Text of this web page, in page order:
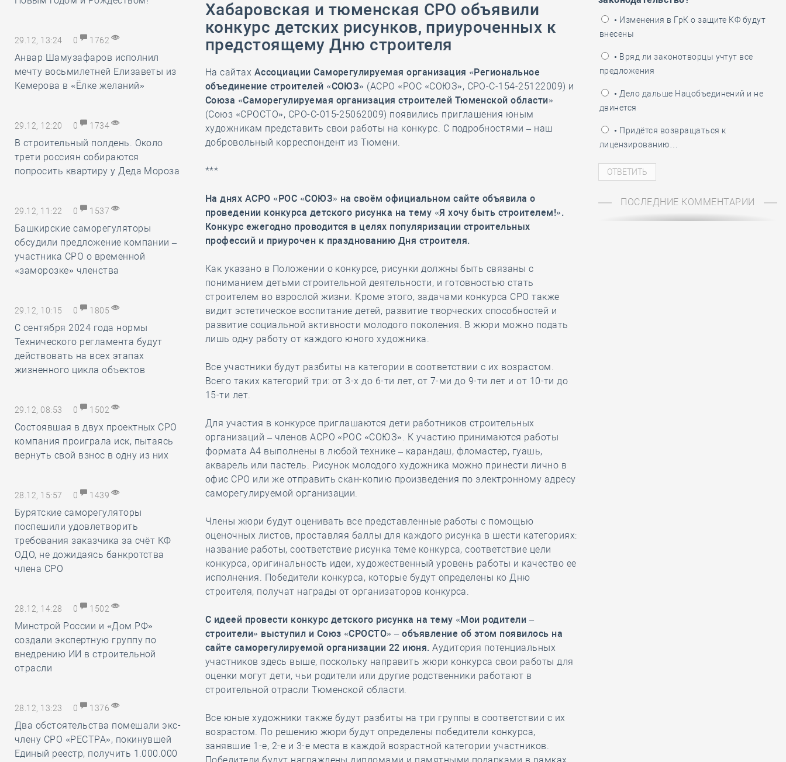
28 мая-День пограничника
29.12, 13:24 0 1762
Анвар Шамузафаров исполнил
мечту восьмилетней Елизаветы из
Кемерова в «Ёлке желаний»
29.12, 12:20 0 1734
В строительный полдень. Около
трети россиян собираются
попросить квартиру у Деда Мороза
29.12, 11:22 0 1537
Башкирские саморегуляторы
обсудили предложение компании –
участника СРО о временной
«заморозке» членства
29.12, 10:15 0 1805
С сентября 2024 года нормы
Технического регламента будут
действовать на всех этапах
жизненного цикла объектов
29.12, 08:53 0 1502
Состоявшая в двух проектных СРО
компания проиграла иск, пытаясь
вернуть свой взнос в одну из них
28.12, 15:57 0 1439
Бурятские саморегуляторы
поспешили удовлетворить
требования заказчика за счёт КФ
ОДО, не дожидаясь банкротства
члена СРО
28.12, 14:28 0 1502
Минстрой России и «Дом.РФ»
создали экспертную группу по
внедрению ИИ в строительной
отрасли
28.12, 13:23 0 1376
Два обстоятельства помешали экс-
члену СРО «РЕСТРА», покинувшей
Единый реестр, получить 1.000.000
Хабаровская и тюменская СРО объявили
конкурс детских рисунков, приуроченных к
предстоящему Дню строителя
На сайтах Ассоциации Саморегулируемая организация «Региональное
объединение строителей «СОЮЗ» (АСРО «РОС «СОЮЗ», СРО-С-154-25122009) и
Союза «Саморегулируемая организация строителей Тюменской области»
(Союз «СРОСТО», СРО-С-015-25062009) появились приглашения юным
художникам представить свои работы на конкурс. С подробностями – наш
добровольный корреспондент из Тюмени.
***
На днях АСРО «РОС «СОЮЗ» на своём официальном сайте объявила о
проведении конкурса детского рисунка на тему «Я хочу быть строителем!».
Конкурс ежегодно проводится в целях популяризации строительных
профессий и приурочен к празднованию Дня строителя.
Как указано в Положении о конкурсе, рисунки должны быть связаны с
пониманием детьми строительной деятельности, и готовностью стать
строителем во взрослой жизни. Кроме этого, задачами конкурса СРО также
видит эстетическое воспитание детей, развитие творческих способностей и
развитие социальной активности молодого поколения. В жюри можно подать
лишь одну работу от каждого юного художника.
Все участники будут разбиты на категории в соответствии с их возрастом.
Всего таких категорий три: от 3-х до 6-ти лет, от 7-ми до 9-ти лет и от 10-ти до
15-ти лет.
Для участия в конкурсе приглашаются дети работников строительных
организаций – членов АСРО «РОС «СОЮЗ». К участию принимаются работы
формата А4 выполнены в любой технике – карандаш, фломастер, гуашь,
акварель или пастель. Рисунок молодого художника можно принести лично в
офис СРО или же отправить скан-копию произведения по электронному адресу
саморегулируемой организации.
Члены жюри будут оценивать все представленные работы с помощью
оценочных листов, проставляя баллы для каждого рисунка в шести категориях:
название работы, соответствие рисунка теме конкурса, соответствие цели
конкурса, оригинальность идеи, художественный уровень работы и качество ее
исполнения. Победители конкурса, которые будут определены ко Дню
строителя, получат награды от организаторов конкурса.
С идеей провести конкурс детского рисунка на тему «Мои родители –
строители» выступил и Союз «СРОСТО» – объявление об этом появилось на
сайте саморегулируемой организации 22 июня. Аудитория потенциальных
участников здесь выше, поскольку направить жюри конкурса свои работы для
оценки могут дети, чьи родители или другие родственники работают в
строительной отрасли Тюменской области.
Все юные художники также будут разбиты на три группы в соответствии с их
возрастом. По решению жюри будут определены победители конкурса,
занявшие 1-е, 2-е и 3-е места в каждой возрастной категории участников.
• Изменения в ГрК о защите КФ будут
внесены
• Вряд ли законотворцы учтут все
предложения
• Дело дальше Нацобъединений и не
двинется
• Придётся возвращаться к
лицензированию…
ПОСЛЕДНИЕ КОММЕНТАРИИ